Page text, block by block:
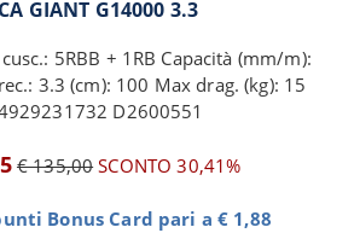
GIANT G14000 3.3
5RBB + 1RB Capacità (mm/m):
3.3 (cm): 100 Max drag. (kg): 15
D2600551
€ 135,00SCONTO 30,41%
Bonus Card pari a € 1,88